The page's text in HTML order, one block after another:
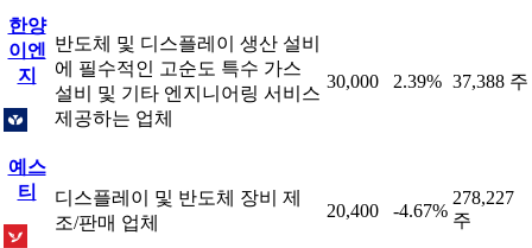
한양
이엔
지
반도체 및 디스플레이 생산 설비
에 필수적인 고순도 특수 가스
설비 및 기타 엔지니어링 서비스
제공하는 업체
30,000 2.39% 37,388 주
예스
티
디스플레이 및 반도체 장비 제
조/판매 업체
20,400 -4.67%
278,227
주